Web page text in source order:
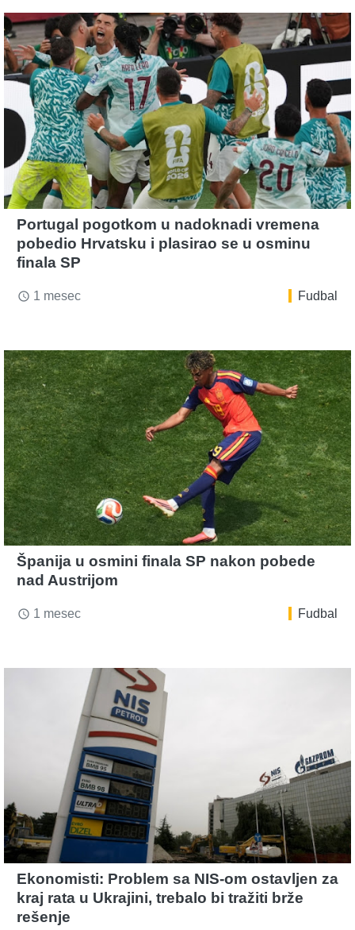
Portugal pogotkom u nadoknadi vremena
pobedio Hrvatsku i plasirao se u osminu
finala SP
access_time 1 mesec Fudbal
Španija u osmini finala SP nakon pobede
nad Austrijom
access_time 1 mesec Fudbal
Ekonomisti: Problem sa NIS-om ostavljen za
kraj rata u Ukrajini, trebalo bi tražiti brže
rešenje